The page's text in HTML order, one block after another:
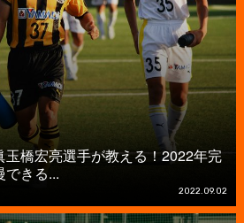
玉橋宏亮選手が教える！2022年完
できる...
2022.09.02